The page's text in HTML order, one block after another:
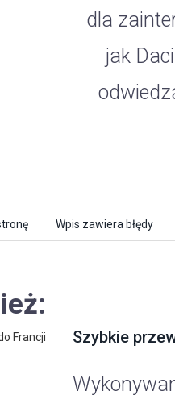
dla
jak
Wpis zawiera błędy
Szybkie